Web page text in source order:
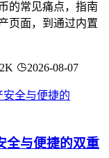
的常见痛点，指南
页面，到通过内置
2026-08-07
全与便捷的双重